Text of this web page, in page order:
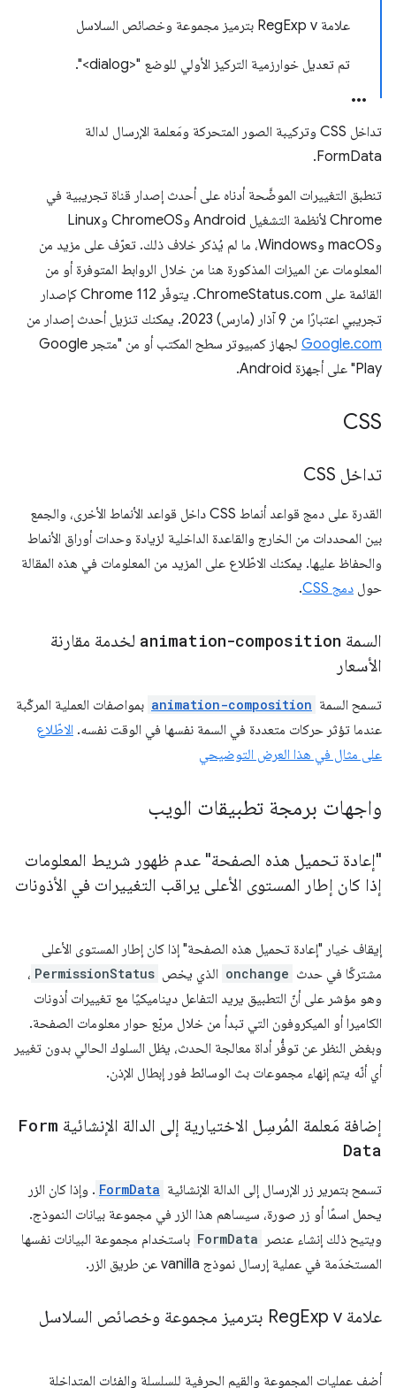
علامة RegExp v بترميز مجموعة وخصائص السلاسل
تم تعديل خوارزمية التركيز الأولي للوضع "<dialog>".
تداخل CSS وتركيبة الصور المتحركة ومَعلمة الإرسال لدالة
FormData.
تنطبق التغييرات الموضَّحة أدناه على أحدث إصدار قناة تجريبية في
Chrome لأنظمة التشغيل Android وChromeOS وLinux
وmacOS وWindows، ما لم يُذكر خلاف ذلك. تعرّف على مزيد من
المعلومات عن الميزات المذكورة هنا من خلال الروابط المتوفرة أو من
القائمة على ChromeStatus.com. يتوفّر Chrome 112 كإصدار
تجريبي اعتبارًا من 9 آذار (مارس) 2023. يمكنك تنزيل أحدث إصدار من
Google.com
لجهاز كمبيوتر سطح المكتب أو من "متجر Google
Play" على أجهزة Android.
CSS
تداخل CSS
القدرة على دمج قواعد أنماط CSS داخل قواعد الأنماط الأخرى، والجمع
بين المحددات من الخارج والقاعدة الداخلية لزيادة وحدات أوراق الأنماط
والحفاظ عليها. يمكنك الاطّلاع على المزيد من المعلومات في هذه المقالة
حول دمج CSS .
السمة animation-composition لخدمة مقارنة
الأسعار
تسمح السمة animation-composition بمواصفات العملية المركّبة
عندما تؤثر حركات متعددة في السمة نفسها في الوقت نفسه. الاطّلاع
على مثال في هذا العرض التوضيحي
واجهات برمجة تطبيقات الويب
"إعادة تحميل هذه الصفحة" عدم ظهور شريط المعلومات
إذا كان إطار المستوى الأعلى يراقب التغييرات في الأذونات
إيقاف خيار "إعادة تحميل هذه الصفحة" إذا كان إطار المستوى الأعلى
مشتركًا في حدث onchange الذي يخص PermissionStatus ،
وهو مؤشر على أنّ التطبيق يريد التفاعل ديناميكيًا مع تغييرات أذونات
الكاميرا أو الميكروفون التي تبدأ من خلال مربّع حوار معلومات الصفحة.
وبغض النظر عن توفُّر أداة معالجة الحدث، يظل السلوك الحالي بدون تغيير
أي أنّه يتم إنهاء مجموعات بث الوسائط فور إبطال الإذن.
إضافة مَعلمة المُرسِل الاختيارية إلى الدالة الإنشائية Form
Data
تسمح بتمرير زر الإرسال إلى الدالة الإنشائية FormData . وإذا كان الزر
يحمل اسمًا أو زر صورة، سيساهم هذا الزر في مجموعة بيانات النموذج.
ويتيح ذلك إنشاء عنصر
FormData باستخدام مجموعة البيانات نفسها
المستخدَمة في عملية إرسال نموذج vanilla عن طريق الزر.
علامة Reg Exp v بترميز مجموعة وخصائص السلاسل
أضف عمليات المجموعة والقيم الحرفية للسلسلة والفئات المتداخلة